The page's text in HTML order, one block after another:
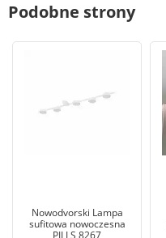
Podobne strony
Nowodvorski Lampa
sufitowa nowoczesna
PILLS 8267